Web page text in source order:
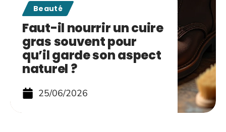
Beauté
Faut-il nourrir un cuire
gras souvent pour
qu’il garde son aspect
naturel ?
25/06/2026